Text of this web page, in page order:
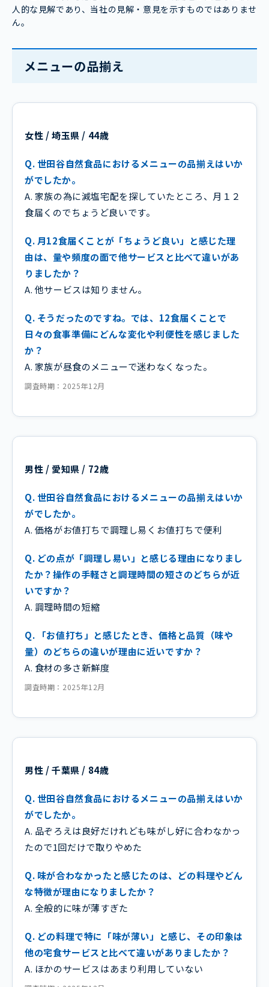
人的な見解であり、当社の見解・意見を示すものではありませ
ん。
メニューの品揃え
女性 / 埼玉県 / 44歳
Q. 世田谷自然食品におけるメニューの品揃えはいか
がでしたか。
A. 家族の為に減塩宅配を探していたところ、月１２
食届くのでちょうど良いです。
Q. 月12食届くことが「ちょうど良い」と感じた理
由は、量や頻度の面で他サービスと比べて違いがあ
りましたか？
A. 他サービスは知りません。
Q. そうだったのですね。では、12食届くことで
日々の食事準備にどんな変化や利便性を感じました
か？
A. 家族が昼食のメニューで迷わなくなった。
調査時期：2025年12月
男性 / 愛知県 / 72歳
Q. 世田谷自然食品におけるメニューの品揃えはいか
がでしたか。
A. 価格がお値打ちで調理し易くお値打ちで便利
Q. どの点が「調理し易い」と感じる理由になりまし
たか？操作の手軽さと調理時間の短さのどちらが近
いですか？
A. 調理時間の短縮
Q. 「お値打ち」と感じたとき、価格と品質（味や
量）のどちらの違いが理由に近いですか？
A. 食材の多さ新鮮度
調査時期：2025年12月
男性 / 千葉県 / 84歳
Q. 世田谷自然食品におけるメニューの品揃えはいか
がでしたか。
A. 品ぞろえは良好だけれども味がし好に合わなかっ
たので1回だけで取りやめた
Q. 味が合わなかったと感じたのは、どの料理やどん
な特徴が理由になりましたか？
A. 全般的に味が薄すぎた
Q. どの料理で特に「味が薄い」と感じ、その印象は
他の宅食サービスと比べて違いがありましたか？
A. ほかのサービスはあまり利用していない